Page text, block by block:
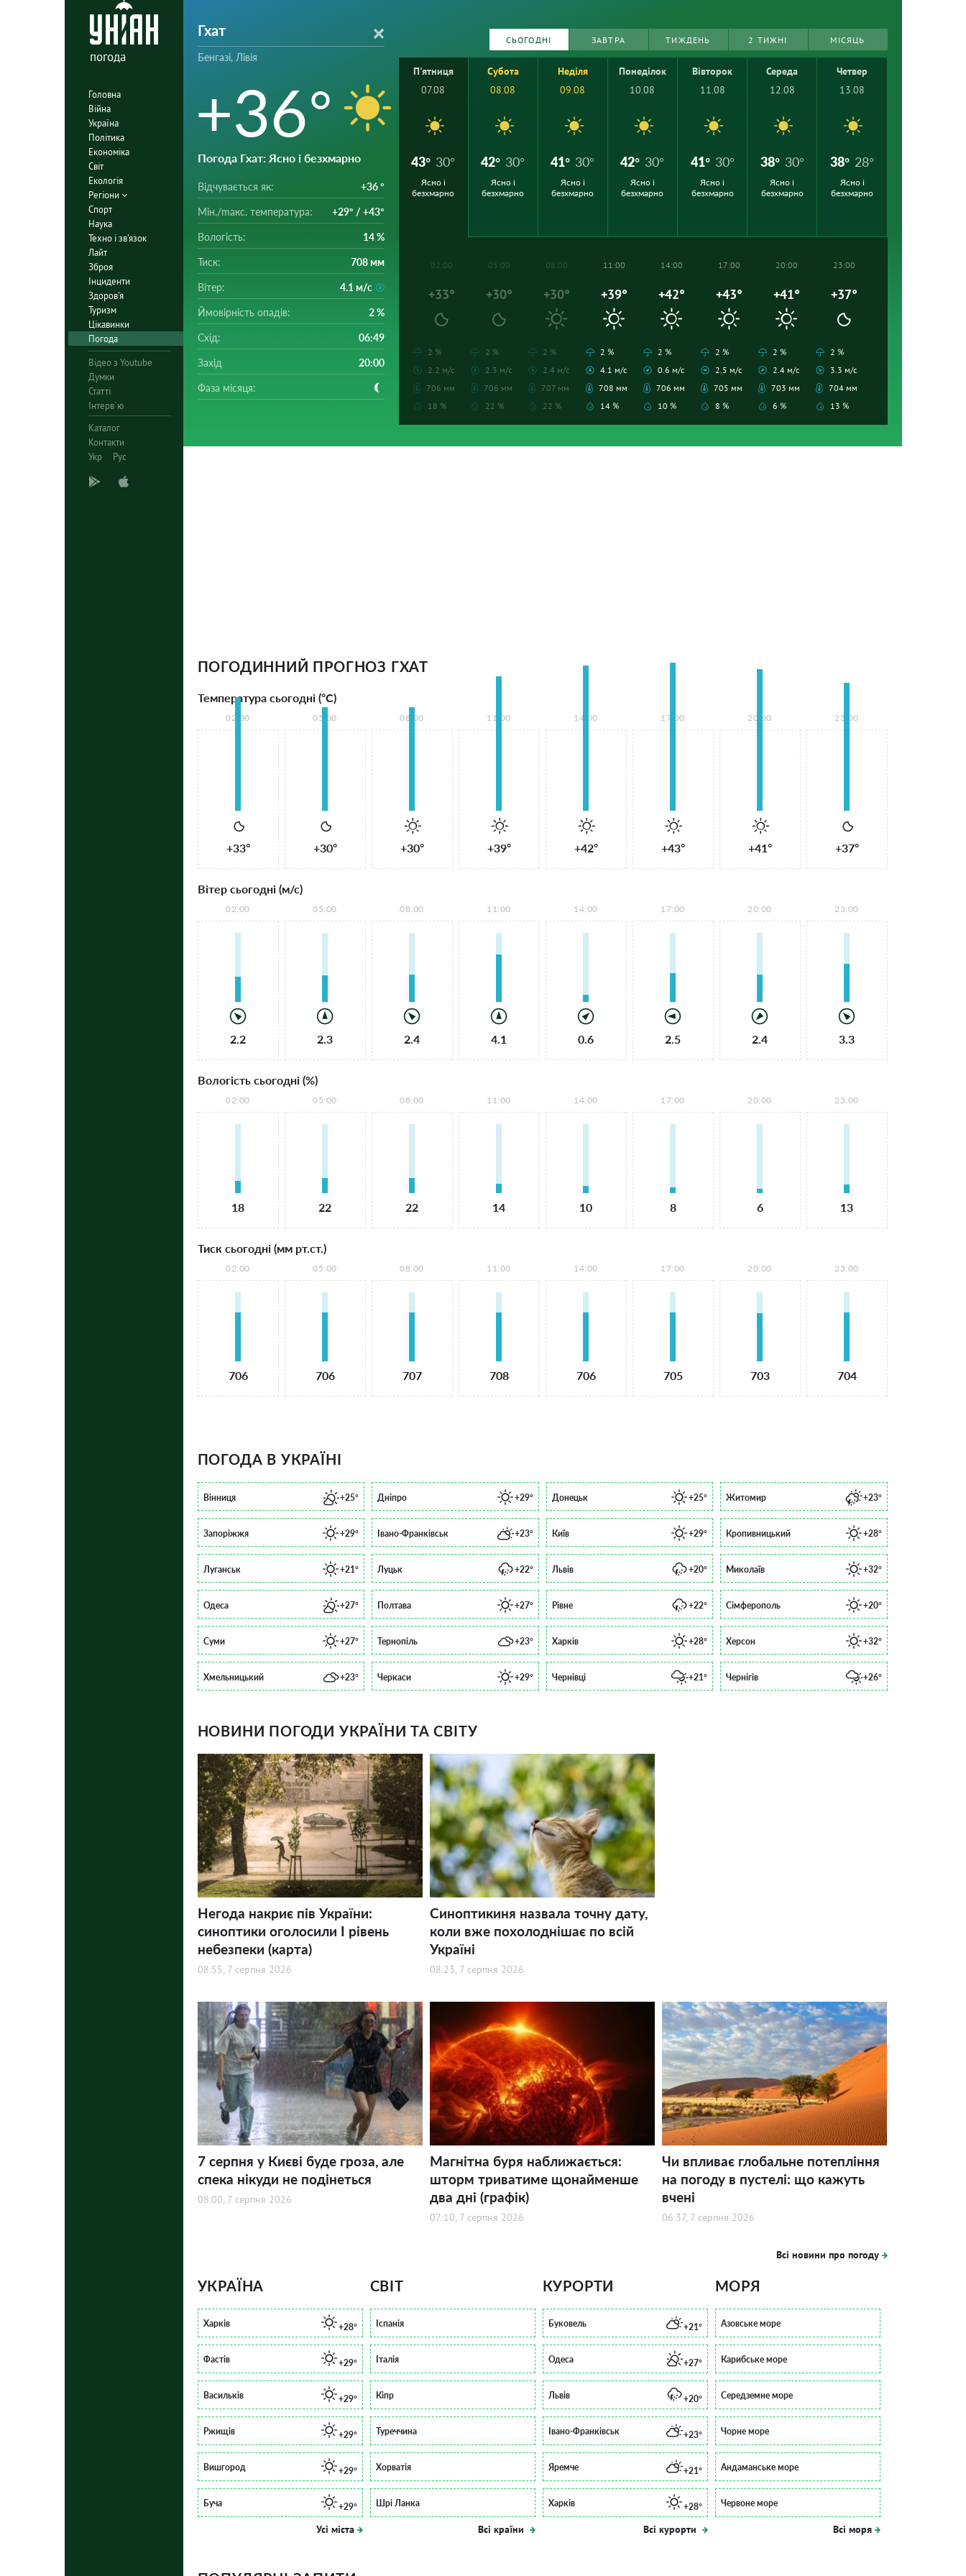
погода
Головна
Війна
Україна
Політика
Економіка
Світ
Екологія
Регіони
Спорт
Наука
Техно і зв'язок
Лайт
Зброя
Інциденти
Здоров'я
Туризм
Цікавинки
Погода
Відео з Youtube
Думки
Статті
Інтерв`ю
Каталог
Контакти
Укр
Рус
Гхат
Бенгазі, Лівія
+36°
Погода Гхат: Ясно і безхмарно
Відчувається як: +36 °
Мін./mакс. температура: +29° / +43°
Вологість: 14 %
Тиск: 708 мм
Вітер: 4.1 м/с
Ймовірність опадів: 2 %
Схід: 06:49
Захід 20:00
Фаза місяця:
СЬОГОДНІ ЗАВТРА ТИЖДЕНЬ 2 ТИЖНІ МІСЯЦЬ
П'ятниця
07.08
43° 30°
Ясно і
безхмарно
Субота
08.08
42° 30°
Ясно і
безхмарно
Неділя
09.08
41° 30°
Ясно і
безхмарно
Понеділок
10.08
42° 30°
Ясно і
безхмарно
Вівторок
11.08
41° 30°
Ясно і
безхмарно
Середа
12.08
38° 30°
Ясно і
безхмарно
Четвер
13.08
38° 28°
Ясно і
безхмарно
02:00
+33°
2 %
2.2 м/с
706 мм
18 %
05:00
+30°
2 %
2.3 м/с
706 мм
22 %
08:00
+30°
2 %
2.4 м/с
707 мм
22 %
11:00
+39°
2 %
4.1 м/с
708 мм
14 %
14:00
+42°
2 %
0.6 м/с
706 мм
10 %
17:00
+43°
2 %
2.5 м/с
705 мм
8 %
20:00
+41°
2 %
2.4 м/с
703 мм
6 %
23:00
+37°
2 %
3.3 м/с
704 мм
13 %
ПОГОДИННИЙ ПРОГНОЗ ГХАТ
Температура сьогодні (°С)
02:00
+33°
05:00
+30°
08:00
+30°
11:00
+39°
14:00
+42°
17:00
+43°
20:00
+41°
23:00
+37°
Вітер сьогодні (м/с)
02:00
2.2
05:00
2.3
08:00
2.4
11:00
4.1
14:00
0.6
17:00
2.5
20:00
2.4
23:00
3.3
Вологість сьогодні (%)
02:00
18
05:00
22
08:00
22
11:00
14
14:00
10
17:00
8
20:00
6
23:00
13
Тиск сьогодні (мм рт.ст.)
02:00
706
05:00
706
08:00
707
11:00
708
14:00
706
17:00
705
20:00
703
23:00
704
ПОГОДА В УКРАЇНІ
Вінниця +25° Дніпро +29° Донецьк +25° Житомир +23°
Запоріжжя +29° Івано-Франківськ +23° Київ +29° Кропивницький +28°
Луганськ +21° Луцьк +22° Львів +20° Миколаїв +32°
Одеса +27° Полтава +27° Рівне +22° Сімферополь +20°
Суми +27° Тернопіль +23° Харків +28° Херсон +32°
Хмельницький +23° Черкаси +29° Чернівці +21° Чернігів +26°
НОВИНИ ПОГОДИ УКРАЇНИ ТА СВІТУ
Негода накриє пів України:
синоптики оголосили І рівень
небезпеки (карта)
08:55, 7 серпня 2026
Синоптикиня назвала точну дату,
коли вже похолоднішає по всій
Україні
08:23, 7 серпня 2026
7 серпня у Києві буде гроза, але
спека нікуди не подінеться
08:00, 7 серпня 2026
Магнітна буря наближається:
шторм триватиме щонайменше
два дні (графік)
07:10, 7 серпня 2026
Чи впливає глобальне потепління
на погоду в пустелі: що кажуть
вчені
06:37, 7 серпня 2026
Всі новини про погоду
УКРАЇНА
Харків +28°
Фастів +29°
Васильків +29°
Ржищів +29°
Вишгород +29°
Буча +29°
Усі міста
СВІТ
Іспанія
Італія
Кіпр
Туреччина
Хорватія
Шрі Ланка
Всі країни
КУРОРТИ
Буковель +21°
Одеса +27°
Львів +20°
Івано-Франківськ +23°
Яремче +21°
Харків +28°
Всі курорти
МОРЯ
Азовське море
Карибське море
Середземне море
Чорне море
Андаманське море
Червоне море
Всі моря